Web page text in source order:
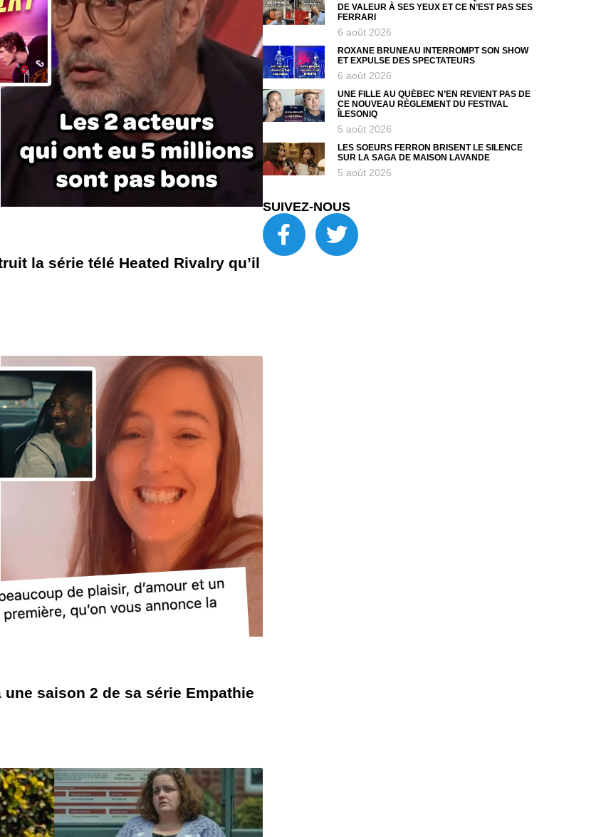
la série télé Heated Rivalry qu’il
saison 2 de sa série Empathie
DE VALEUR À SES YEUX ET CE N’EST PAS SES
FERRARI
6 août 2026
ROXANE BRUNEAU INTERROMPT SON SHOW
ET EXPULSE DES SPECTATEURS
6 août 2026
UNE FILLE AU QUÉBEC N’EN REVIENT PAS DE
CE NOUVEAU RÈGLEMENT DU FESTIVAL
ÎLESONIQ
5 août 2026
LES SOEURS FERRON BRISENT LE SILENCE
SUR LA SAGA DE MAISON LAVANDE
5 août 2026
SUIVEZ-NOUS